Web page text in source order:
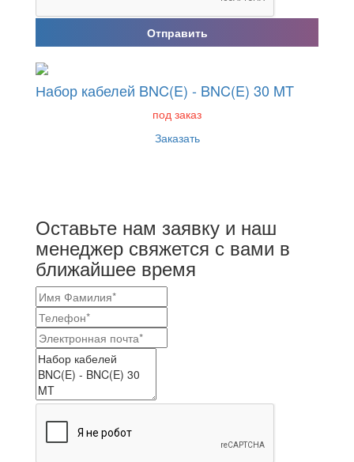
Отправить
Набор кабелей BNC(E) - BNC(E) 30 MT
под заказ
Заказать
Оставьте нам заявку и наш
менеджер свяжется с вами в
ближайшее время